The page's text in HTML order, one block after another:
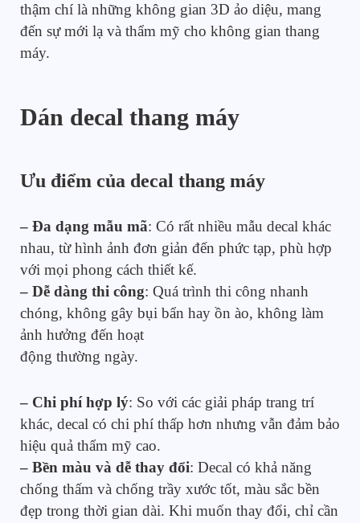
thậm chí là những không gian 3D ảo diệu, mang
đến sự mới lạ và thẩm mỹ cho không gian thang
máy.
Dán decal thang máy
Ưu điểm của decal thang máy
– Đa dạng mẫu mã: Có rất nhiều mẫu decal khác
nhau, từ hình ảnh đơn giản đến phức tạp, phù hợp
với mọi phong cách thiết kế.
– Dễ dàng thi công: Quá trình thi công nhanh
chóng, không gây bụi bẩn hay ồn ào, không làm
ảnh hưởng đến hoạt
động thường ngày.
– Chi phí hợp lý: So với các giải pháp trang trí
khác, decal có chi phí thấp hơn nhưng vẫn đảm bảo
hiệu quả thẩm mỹ cao.
– Bền màu và dễ thay đổi: Decal có khả năng
chống thấm và chống trầy xước tốt, màu sắc bền
đẹp trong thời gian dài. Khi muốn thay đổi, chỉ cần